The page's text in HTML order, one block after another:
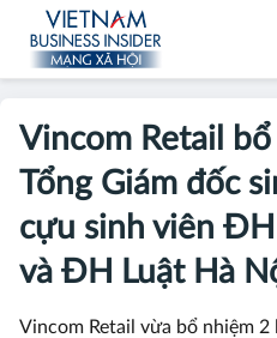
Vincom Retail
Tổng Giám đốc
cựu sinh viên
và ĐH Luật Hà
Vincom Retail vừa bổ nhiệm 2